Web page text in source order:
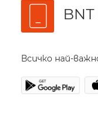
Всичко най-